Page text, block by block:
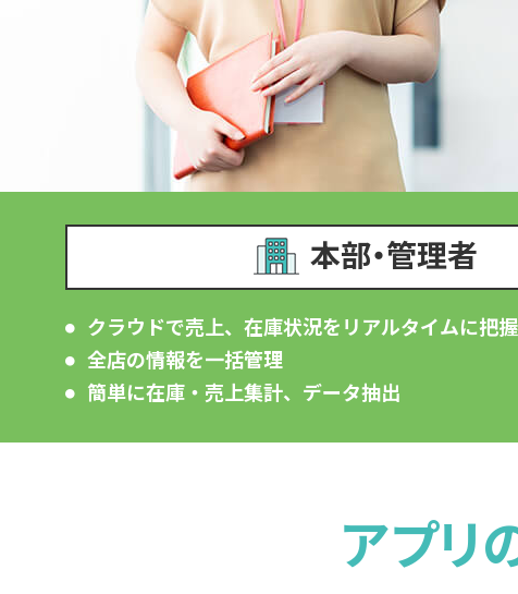
本部・管理者
クラウドで売上、在庫状況をリアルタイムに把握
全店の情報を一括管理
簡単に在庫・売上集計、データ抽出
アプリ